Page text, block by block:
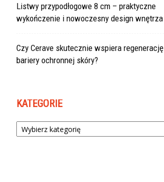
Listwy przypodłogowe 8 cm – praktyczne
wykończenie i nowoczesny design wnętrza
Czy Cerave skutecznie wspiera regenerację
bariery ochronnej skóry?
KATEGORIE
Kategorie